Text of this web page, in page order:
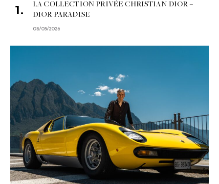
LA COLLECTION PRIVÉE CHRISTIAN DIOR –
DIOR PARADISE
08/05/2026